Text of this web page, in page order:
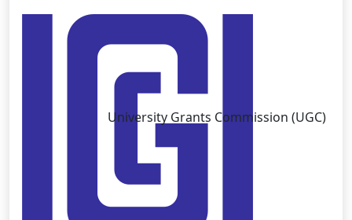
University Grants Commission (UGC)